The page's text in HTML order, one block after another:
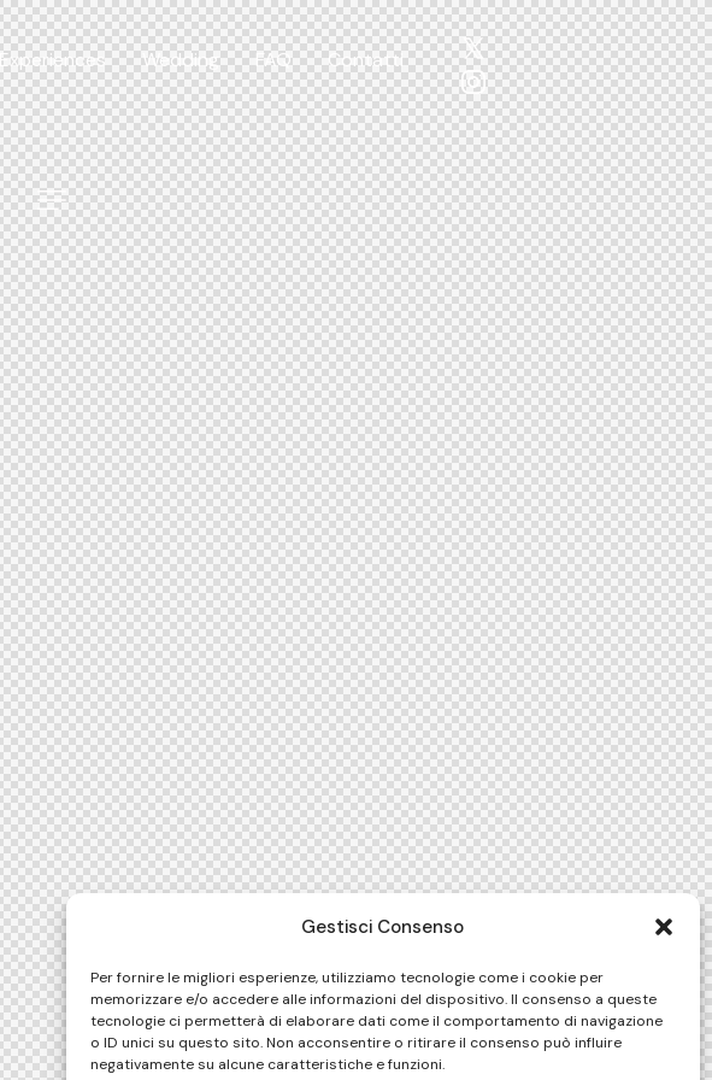
Gestisci Consenso
Per fornire le migliori esperienze, utilizziamo tecnologie come i cookie per
memorizzare e/o accedere alle informazioni del dispositivo. Il consenso a queste
tecnologie ci permetterà di elaborare dati come il comportamento di navigazione
o ID unici su questo sito. Non acconsentire o ritirare il consenso può influire
negativamente su alcune caratteristiche e funzioni.
Experiences Wedding FAQ Contatti